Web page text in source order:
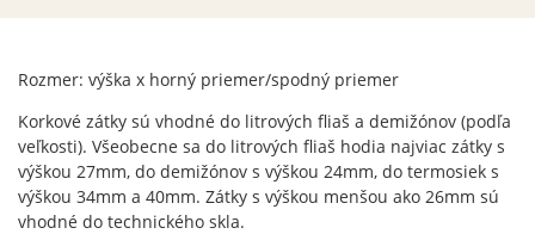
Rozmer: výška x horný priemer/spodný priemer
Korkové zátky sú vhodné do litrových fliaš a demižónov (podľa
veľkosti). Všeobecne sa do litrových fliaš hodia najviac zátky s
výškou 27mm, do demižónov s výškou 24mm, do termosiek s
výškou 34mm a 40mm. Zátky s výškou menšou ako 26mm sú
vhodné do technického skla.